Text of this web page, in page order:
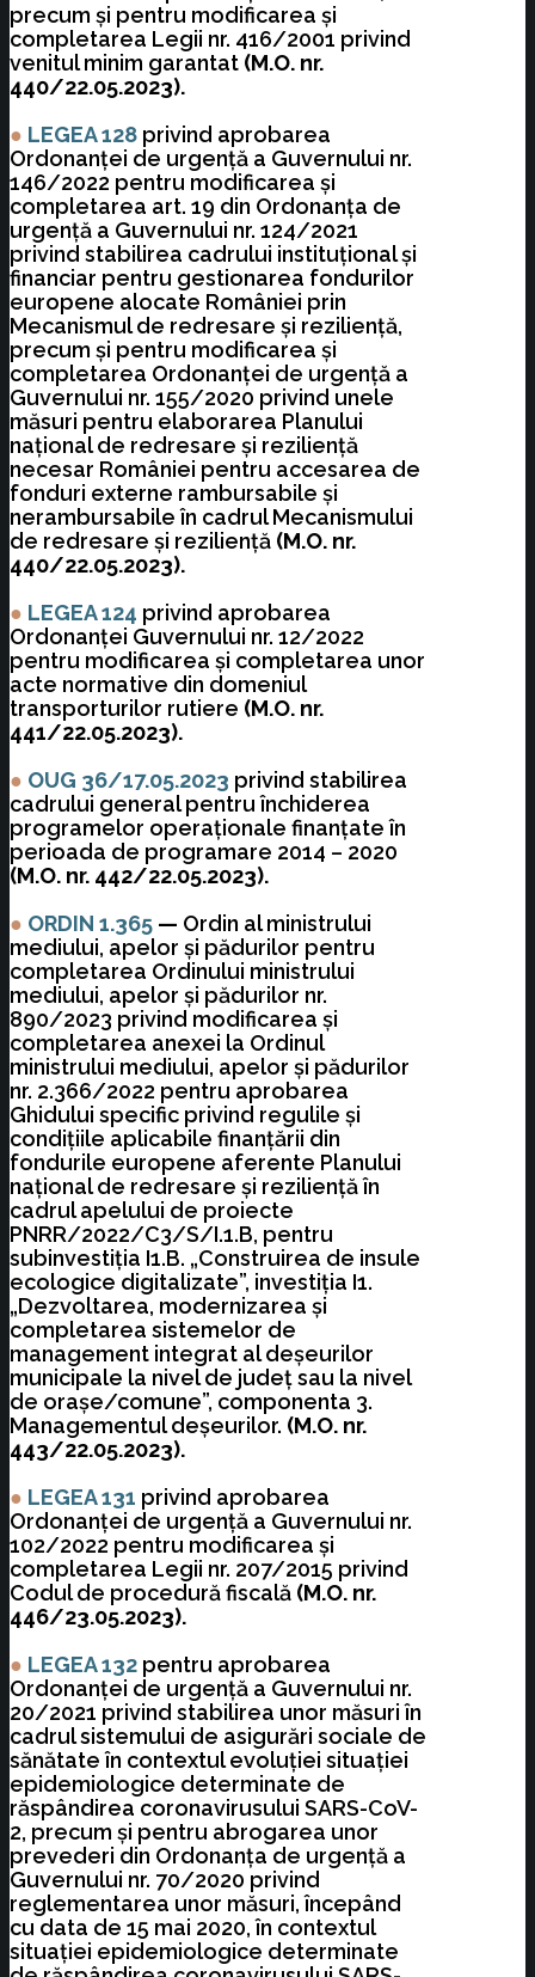
precum şi pentru modificarea şi
completarea Legii nr. 416/2001 privind
venitul minim garantat (M.O. nr.
440/22.05.2023).
● LEGEA 128 privind aprobarea
Ordonanţei de urgenţă a Guvernului nr.
146/2022 pentru modificarea şi
completarea art. 19 din Ordonanţa de
urgenţă a Guvernului nr. 124/2021
privind stabilirea cadrului instituţional şi
financiar pentru gestionarea fondurilor
europene alocate României prin
Mecanismul de redresare şi rezilienţă,
precum şi pentru modificarea şi
completarea Ordonanţei de urgenţă a
Guvernului nr. 155/2020 privind unele
măsuri pentru elaborarea Planului
naţional de redresare şi rezilienţă
necesar României pentru accesarea de
fonduri externe rambursabile şi
nerambursabile în cadrul Mecanismului
de redresare şi rezilienţă (M.O. nr.
440/22.05.2023).
● LEGEA 124 privind aprobarea
Ordonanţei Guvernului nr. 12/2022
pentru modificarea şi completarea unor
acte normative din domeniul
transporturilor rutiere (M.O. nr.
441/22.05.2023).
● OUG 36/17.05.2023 privind stabilirea
cadrului general pentru închiderea
programelor operaţionale finanţate în
perioada de programare 2014 – 2020
(M.O. nr. 442/22.05.2023).
● ORDIN 1.365 — Ordin al ministrului
mediului, apelor și pădurilor pentru
completarea Ordinului ministrului
mediului, apelor și pădurilor nr.
890/2023 privind modificarea și
completarea anexei la Ordinul
ministrului mediului, apelor și pădurilor
nr. 2.366/2022 pentru aprobarea
Ghidului specific privind regulile și
condițiile aplicabile finanțării din
fondurile europene aferente Planului
național de redresare și reziliență în
cadrul apelului de proiecte
PNRR/2022/C3/S/I.1.B, pentru
subinvestiția I1.B. „Construirea de insule
ecologice digitalizate”, investiția I1.
„Dezvoltarea, modernizarea și
completarea sistemelor de
management integrat al deșeurilor
municipale la nivel de județ sau la nivel
de orașe/comune”, componenta 3.
Managementul deșeurilor. (M.O. nr.
443/22.05.2023).
● LEGEA 131 privind aprobarea
Ordonanței de urgență a Guvernului nr.
102/2022 pentru modificarea și
completarea Legii nr. 207/2015 privind
Codul de procedură fiscală (M.O. nr.
446/23.05.2023).
● LEGEA 132 pentru aprobarea
Ordonanței de urgență a Guvernului nr.
20/2021 privind stabilirea unor măsuri în
cadrul sistemului de asigurări sociale de
sănătate în contextul evoluției situației
epidemiologice determinate de
răspândirea coronavirusului SARS-CoV-
2, precum și pentru abrogarea unor
prevederi din Ordonanța de urgență a
Guvernului nr. 70/2020 privind
reglementarea unor măsuri, începând
cu data de 15 mai 2020, în contextul
situației epidemiologice determinate